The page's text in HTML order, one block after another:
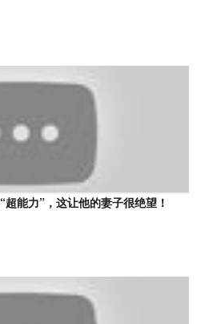
超能力”，这让他的妻子很绝望！